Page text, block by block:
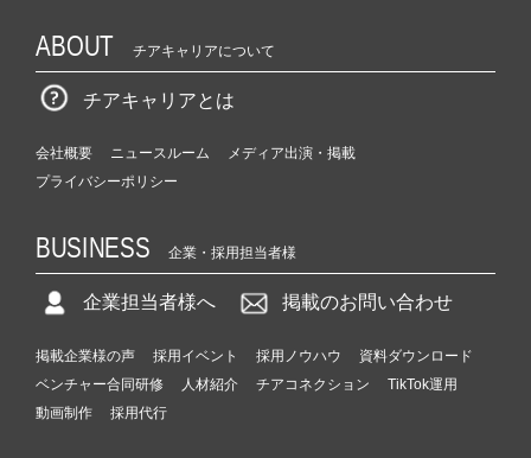
ABOUT チアキャリアについて
チアキャリアとは
会社概要 ニュースルーム
メディア出演・掲載
プライバシーポリシー
BUSINESS 企業・採用担当者様
企業担当者様へ 掲載のお問い合わせ
掲載企業様の声 採用イベント 採用ノウハウ
資料ダウンロード
ベンチャー合同研修
人材紹介 チアコネクション
TikTok運用
動画制作
採用代行